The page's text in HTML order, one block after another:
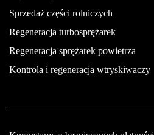
Sprzedaż części rolniczych
Regeneracja turbosprężarek
Regeneracja sprężarek powietrza
Kontrola i regeneracja wtryskiwaczy